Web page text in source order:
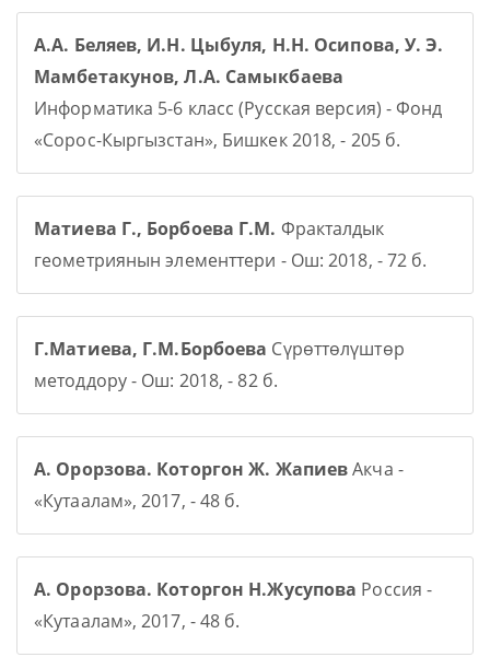
А.А. Беляев, И.Н. Цыбуля, Н.Н. Осипова, У. Э.
Мамбетакунов, Л.А. Самыкбаева
Информатика 5-6 класс (Русская версия) - Фонд
«Сорос-Кыргызстан», Бишкек 2018, - 205 б.
Матиева Г., Борбоева Г.М. Фракталдык
геометриянын элементтери - Ош: 2018, - 72 б.
Г.Матиева, Г.М.Борбоева Сүрөттөлүштөр
методдору - Ош: 2018, - 82 б.
А. Орорзова. Которгон Ж. ЖапиевАкча -
«Кутаалам», 2017, - 48 б.
А. Орорзова. Которгон Н.Жусупова Россия -
«Кутаалам», 2017, - 48 б.